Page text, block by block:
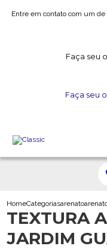
Entre em contato com um de
Faça seu
Faça seu
HomeCategoriasarenato
TEXTURA
JARDIM